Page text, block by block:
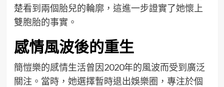
楚看到兩個胎兒的輪廓，這進一步證實了她懷上
雙胞胎的事實。
感情風波後的重生
簡愷樂的感情生活曾因2020年的風波而受到廣泛
關注。當時，她選擇暫時退出娛樂圈，專注於個